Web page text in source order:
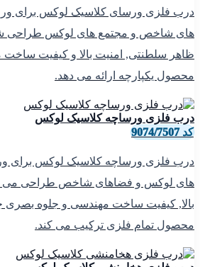
درب فلزی ورسای کلاسیک لوکس برای
های شاخص و مجتمع های لوکس طراحی
ظاهر سلطنتی, امنیت بالا و کیفیت
محصول یکپارچه ارائه می دهد.
درب فلزی ورساچه کلاسیک لوکس
کد 9074/7507
درب فلزی ورساچه کلاسیک لوکس برای
های لوکس و فضاهای شاخص طراحی می
بالا, کیفیت ساخت مهندسی و جلوه بصری
محصول تمام فلزی ترکیب می کند.